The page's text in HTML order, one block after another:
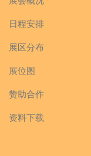
日程安排
展区分布
展位图
赞助合作
资料下载